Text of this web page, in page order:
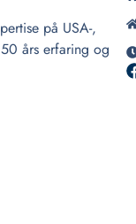
på USA-,
års erfaring og